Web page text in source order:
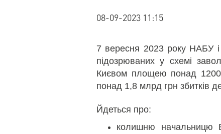
08-09-2023 11:15
7 вересня 2023 року НАБУ
підозрюваних у схемі
Києвом площею понад 1200
понад 1,8 млрд грн збитків
Йдеться про:
колишню начальницю